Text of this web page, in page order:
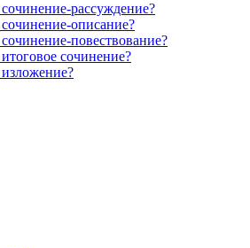
рассуждение?
описание?
повествование?
сочинение?